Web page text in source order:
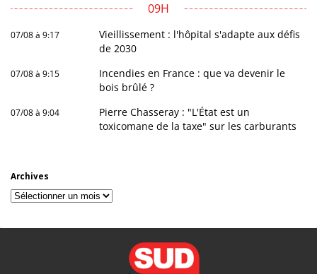
09H
07/08 à 9:17
Vieillissement : l'hôpital s'adapte aux défis
de 2030
07/08 à 9:15
Incendies en France : que va devenir le
bois brûlé ?
07/08 à 9:04
Pierre Chasseray : "L'État est un
toxicomane de la taxe" sur les carburants
Archives
Archives